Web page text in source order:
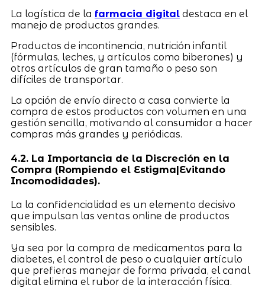
La logística de la farmacia digitaldestaca en el
manejo de productos grandes.
Productos de incontinencia, nutrición infantil
(fórmulas, leches, y artículos como biberones) y
otros artículos de gran tamaño o peso son
difíciles de transportar.
La opción de envío directo a casa convierte la
compra de estos productos con volumen en una
gestión sencilla, motivando al consumidor a hacer
compras más grandes y periódicas.
4.2. La Importancia de la Discreción en la
Compra (Rompiendo el Estigma|Evitando
Incomodidades).
La la confidencialidad es un elemento decisivo
que impulsan las ventas online de productos
sensibles.
Ya sea por la compra de medicamentos para la
diabetes, el control de peso o cualquier artículo
que prefieras manejar de forma privada, el canal
digital elimina el rubor de la interacción física.